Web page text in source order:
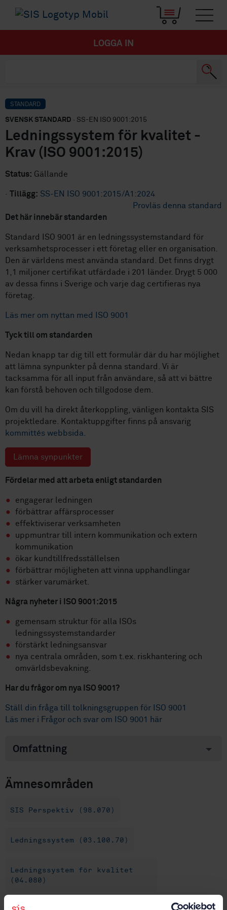
LOGGA IN
STANDARD
SVENSK STANDARD · SS-EN ISO 9001:2015
Ledningssystem för kvalitet -
Krav (ISO 9001:2015)
Status: Gällande
· Tillägg: SS-EN ISO 9001:2015/A1:2024
Provläs denna standard
Det här innebär standarden
Standard ISO 9001 är en ledningssystemstandard för
verksamhetsprocesser i ett företag eller en organisation.
Den är världens mest använda standard. Det finns drygt
1,1 miljoner certifikat utfärdade i 201 länder. Drygt 5 000
av dessa finns i Sverige och varje dag certifieras nya
företag.
Läs mer om nyttan med ISO 9001
Tyck till om standarden
Nedan knapp tar dig till ett formulär där du har möjlighet
att lämna synpunkter på denna standard. Vi är
tacksamma för all input från användare, så att vi bättre
kan förstå behoven och tillgodose dem.
Om du vill ha direkt återkoppling, vänligen kontakta SIS
projektledare. Kontaktuppgifter finns på ansvarig
kommittés webbsida.
Lämna synpunkter
Fördelar med att arbeta enligt standarden
engagerar ledningen
förbättrar affärsprocesser
effektiviserar verksamheten
uppmuntrar till intern kommunikation och extern
kommunikation
ökar kundtillfredsställelsen
förbättrar möjligheten att vinna upphandlingar
stärker varumärket.
Några nyheter i ISO 9001:2015
gemensam struktur för alla ISOs
ledningssystemstandarder
förstärkt ledningsansvar
nya centrala områden, som t.ex. riskhantering och
omvärldsbevakning.
Har du frågor om nya ISO 9001?
Ställ din fråga till tolkningsgruppen för ISO 9001
Läs mer i Frågor och svar om ISO 9001 här
Omfattning
Ämnesområden
SIS Perspektiv (98.070)
Ledningssystem (03.100.70)
Ledningssystem för kvalitet
(04.080)